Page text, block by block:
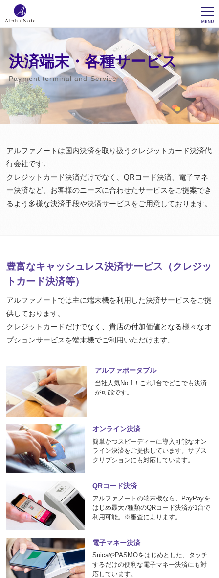
決済端末・各種サービス
Payment terminal and Service
アルファノートは国内決済を取り扱うクレジットカード決済代
行会社です。
クレジットカード決済だけでなく、QRコード決済、電子マネ
ー決済など、お客様のニーズに合わせたサービスをご提案でき
るよう多様な決済手段や決済サービスをご用意しております。
豊富なキャッシュレス決済サービス（クレジッ
トカード決済等）
アルファノートでは主に端末機を利用した決済サービスをご提
供しております。
クレジットカードだけでなく、貴店の付加価値となる様々なオ
プションサービスを端末機でご利用いただけます。
アルファポータブル
当社人気No.1！これ1台でどこでも決済
が可能です。
オンライン決済
簡単かつスピーディーに導入可能なオン
ライン決済をご提供しています。サブス
クリプションにも対応しています。
QRコード決済
アルファノートの端末機なら、PayPayを
はじめ最大7種類のQRコード決済が1台で
利用可能。※審査によります。
電子マネー決済
SuicaやPASMOをはじめとした、タッチ
するだけの便利な電子マネー決済にも対
応しています。